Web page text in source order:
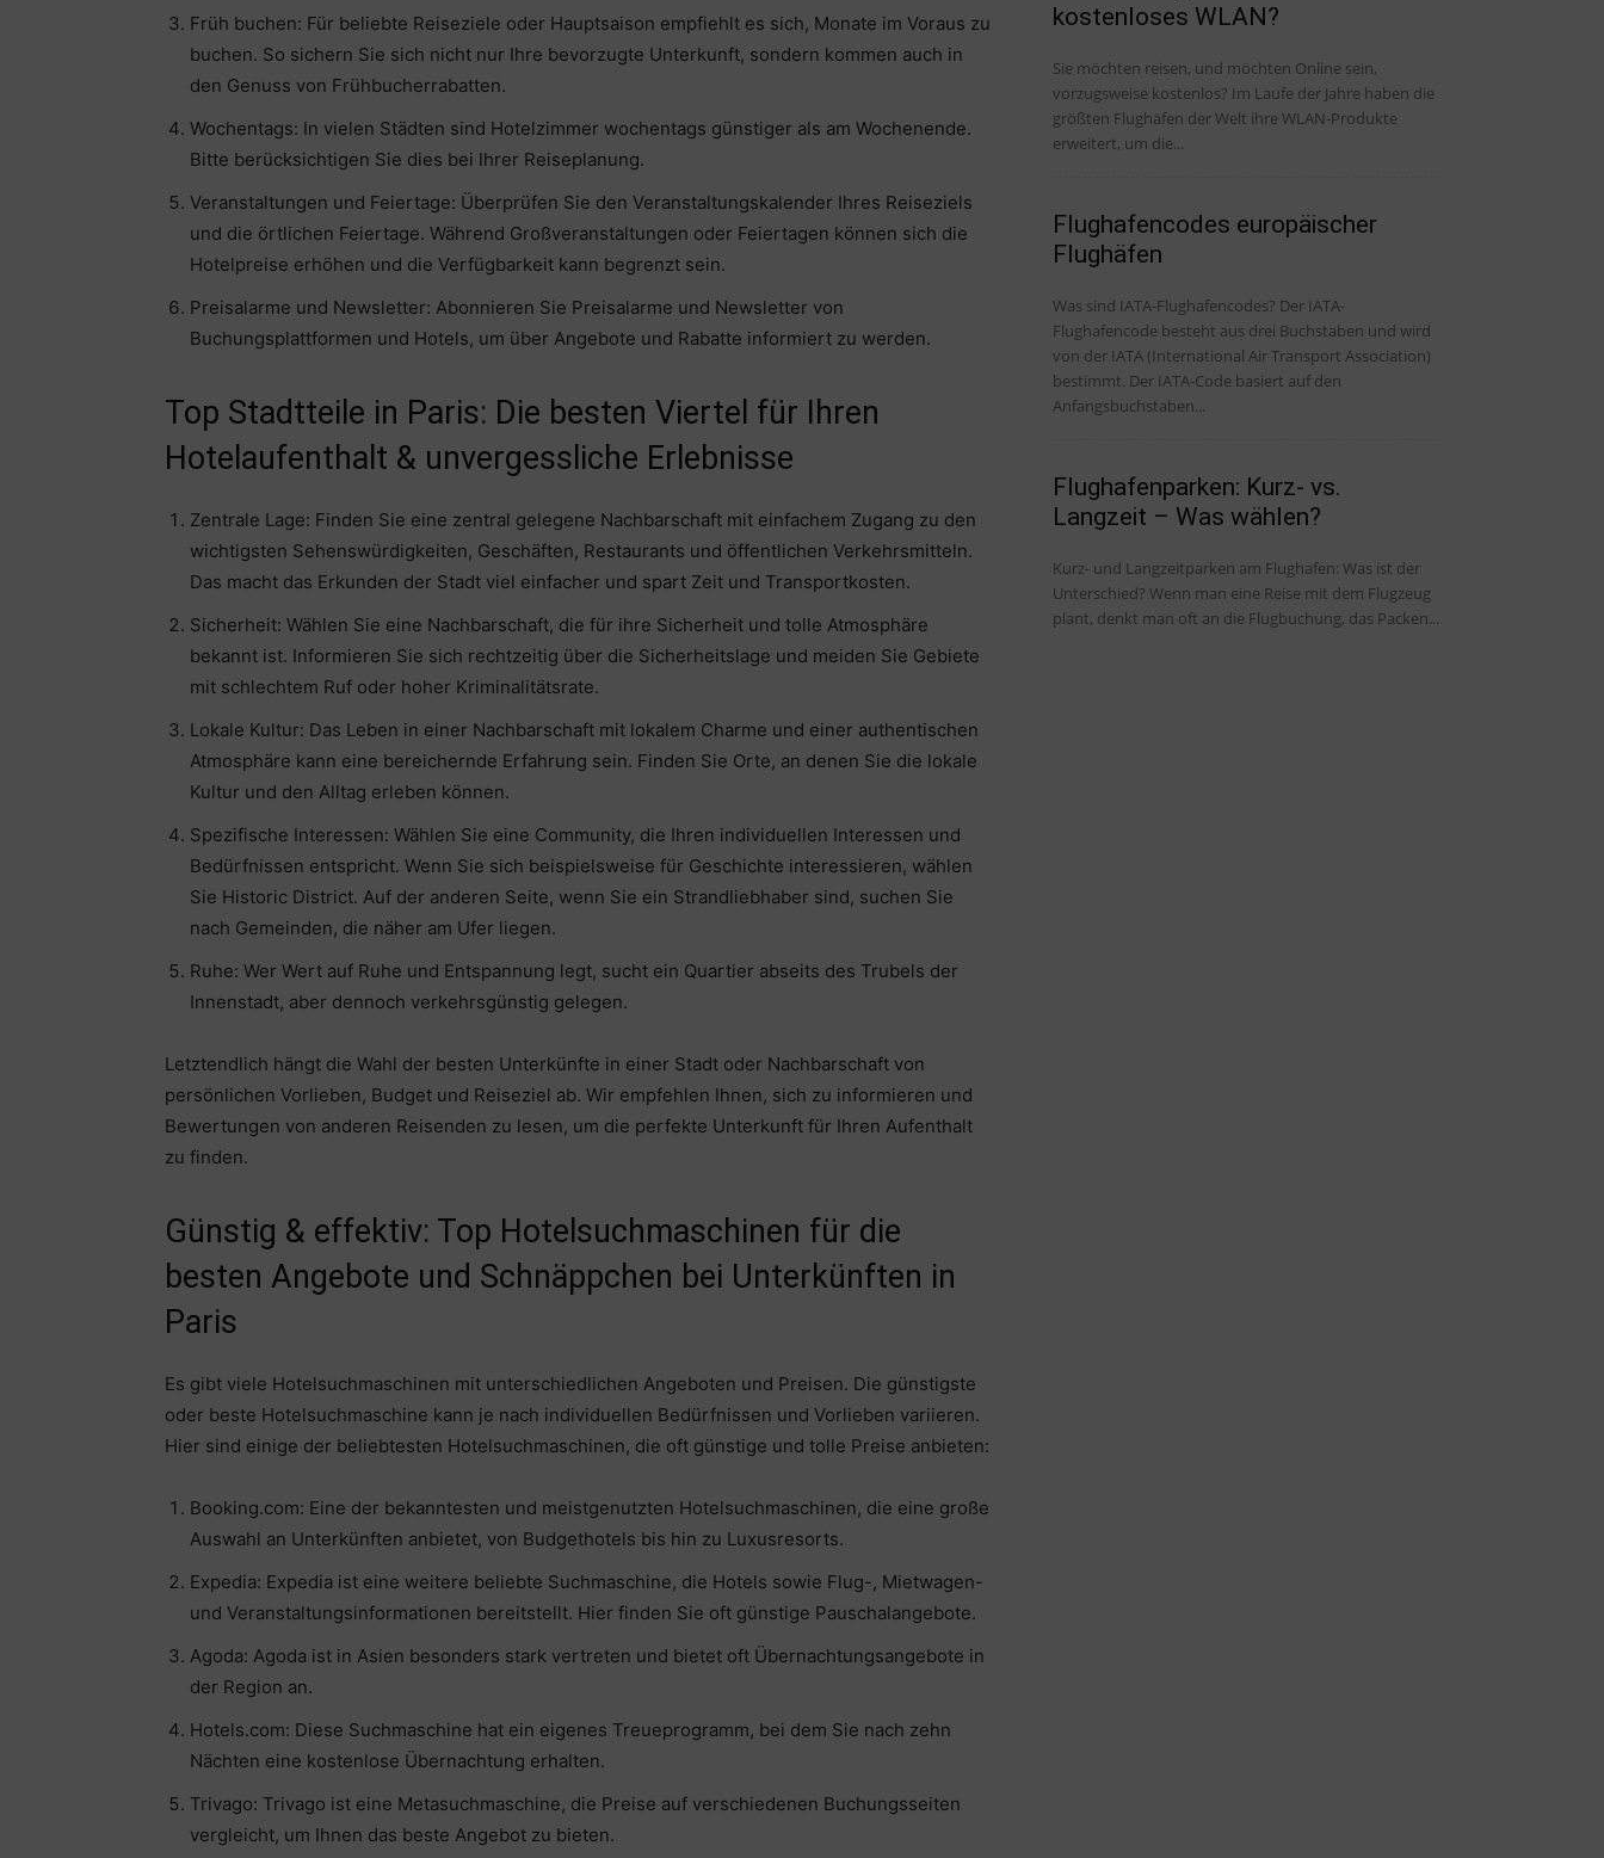
Früh buchen: Für beliebte Reiseziele oder Hauptsaison empfiehlt es sich, Monate im Voraus zu
buchen. So sichern Sie sich nicht nur Ihre bevorzugte Unterkunft, sondern kommen auch in
den Genuss von Frühbucherrabatten.
Wochentags: In vielen Städten sind Hotelzimmer wochentags günstiger als am Wochenende.
Bitte berücksichtigen Sie dies bei Ihrer Reiseplanung.
Veranstaltungen und Feiertage: Überprüfen Sie den Veranstaltungskalender Ihres Reiseziels
und die örtlichen Feiertage. Während Großveranstaltungen oder Feiertagen können sich die
Hotelpreise erhöhen und die Verfügbarkeit kann begrenzt sein.
Preisalarme und Newsletter: Abonnieren Sie Preisalarme und Newsletter von
Buchungsplattformen und Hotels, um über Angebote und Rabatte informiert zu werden.
Top Stadtteile in Paris: Die besten Viertel für Ihren
Hotelaufenthalt & unvergessliche Erlebnisse
Zentrale Lage: Finden Sie eine zentral gelegene Nachbarschaft mit einfachem Zugang zu den
wichtigsten Sehenswürdigkeiten, Geschäften, Restaurants und öffentlichen Verkehrsmitteln.
Das macht das Erkunden der Stadt viel einfacher und spart Zeit und Transportkosten.
Sicherheit: Wählen Sie eine Nachbarschaft, die für ihre Sicherheit und tolle Atmosphäre
bekannt ist. Informieren Sie sich rechtzeitig über die Sicherheitslage und meiden Sie Gebiete
mit schlechtem Ruf oder hoher Kriminalitätsrate.
Lokale Kultur: Das Leben in einer Nachbarschaft mit lokalem Charme und einer authentischen
Atmosphäre kann eine bereichernde Erfahrung sein. Finden Sie Orte, an denen Sie die lokale
Kultur und den Alltag erleben können.
Spezifische Interessen: Wählen Sie eine Community, die Ihren individuellen Interessen und
Bedürfnissen entspricht. Wenn Sie sich beispielsweise für Geschichte interessieren, wählen
Sie Historic District. Auf der anderen Seite, wenn Sie ein Strandliebhaber sind, suchen Sie
nach Gemeinden, die näher am Ufer liegen.
Ruhe: Wer Wert auf Ruhe und Entspannung legt, sucht ein Quartier abseits des Trubels der
Innenstadt, aber dennoch verkehrsgünstig gelegen.
Letztendlich hängt die Wahl der besten Unterkünfte in einer Stadt oder Nachbarschaft von
persönlichen Vorlieben, Budget und Reiseziel ab. Wir empfehlen Ihnen, sich zu informieren und
Bewertungen von anderen Reisenden zu lesen, um die perfekte Unterkunft für Ihren Aufenthalt
zu finden.
Günstig & effektiv: Top Hotelsuchmaschinen für die
besten Angebote und Schnäppchen bei Unterkünften in
Paris
Es gibt viele Hotelsuchmaschinen mit unterschiedlichen Angeboten und Preisen. Die günstigste
oder beste Hotelsuchmaschine kann je nach individuellen Bedürfnissen und Vorlieben variieren.
Hier sind einige der beliebtesten Hotelsuchmaschinen, die oft günstige und tolle Preise anbieten:
Booking.com: Eine der bekanntesten und meistgenutzten Hotelsuchmaschinen, die eine große
Auswahl an Unterkünften anbietet, von Budgethotels bis hin zu Luxusresorts.
Expedia: Expedia ist eine weitere beliebte Suchmaschine, die Hotels sowie Flug-, Mietwagen-
und Veranstaltungsinformationen bereitstellt. Hier finden Sie oft günstige Pauschalangebote.
Agoda: Agoda ist in Asien besonders stark vertreten und bietet oft Übernachtungsangebote in
der Region an.
Hotels.com: Diese Suchmaschine hat ein eigenes Treueprogramm, bei dem Sie nach zehn
Nächten eine kostenlose Übernachtung erhalten.
Trivago: Trivago ist eine Metasuchmaschine, die Preise auf verschiedenen Buchungsseiten
vergleicht, um Ihnen das beste Angebot zu bieten.
kostenloses WLAN?
Sie möchten reisen, und möchten Online sein,
vorzugsweise kostenlos? Im Laufe der Jahre haben die
größten Flughäfen der Welt ihre WLAN-Produkte
erweitert, um die...
Flughafencodes europäischer
Flughäfen
Was sind IATA-Flughafencodes? Der IATA-
Flughafencode besteht aus drei Buchstaben und wird
von der IATA (International Air Transport Association)
bestimmt. Der IATA-Code basiert auf den
Anfangsbuchstaben...
Flughafenparken: Kurz- vs.
Langzeit – Was wählen?
Kurz- und Langzeitparken am Flughafen: Was ist der
Unterschied? Wenn man eine Reise mit dem Flugzeug
plant, denkt man oft an die Flugbuchung, das Packen...